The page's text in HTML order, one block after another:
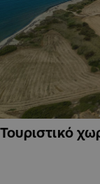
Τουριστικό